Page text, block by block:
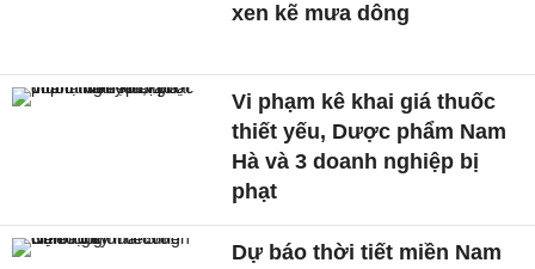
xen kẽ mưa dông
Vi phạm kê khai giá thuốc
thiết yếu, Dược phẩm Nam
Hà và 3 doanh nghiệp bị
phạt
Dự báo thời tiết miền Nam